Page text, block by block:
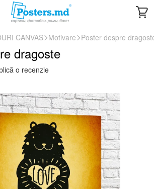
CANVAS Motivare Poster despre
dragoste
o recenzie